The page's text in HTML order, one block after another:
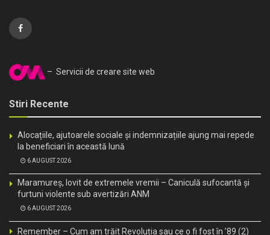
– Servicii de creare site web
Stiri Recente
Alocațiile, ajutoarele sociale și indemnizațiile ajung mai repede
la beneficiari în această lună
6 AUGUST 2026
Maramureș, lovit de extremele vremii – Caniculă sufocantă și
furtuni violente sub avertizări ANM
6 AUGUST 2026
Remember – Cum am trăit Revoluția sau ce o fi fost în ’89 (2)